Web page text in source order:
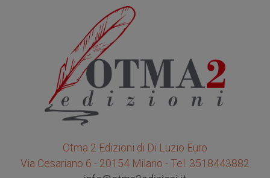
Otma 2 Edizioni di Di Luzio Euro
Via Cesariano 6 - 20154 Milano - Tel. 3518443882